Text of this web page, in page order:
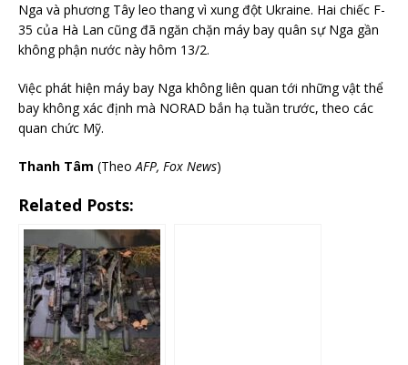
Nga và phương Tây leo thang vì xung đột Ukraine. Hai chiếc F-
35 của Hà Lan cũng đã ngăn chặn máy bay quân sự Nga gần
không phận nước này hôm 13/2.
Việc phát hiện máy bay Nga không liên quan tới những vật thể
bay không xác định mà NORAD bắn hạ tuần trước, theo các
quan chức Mỹ.
Thanh Tâm (TheoAFP, Fox News)
Related Posts: